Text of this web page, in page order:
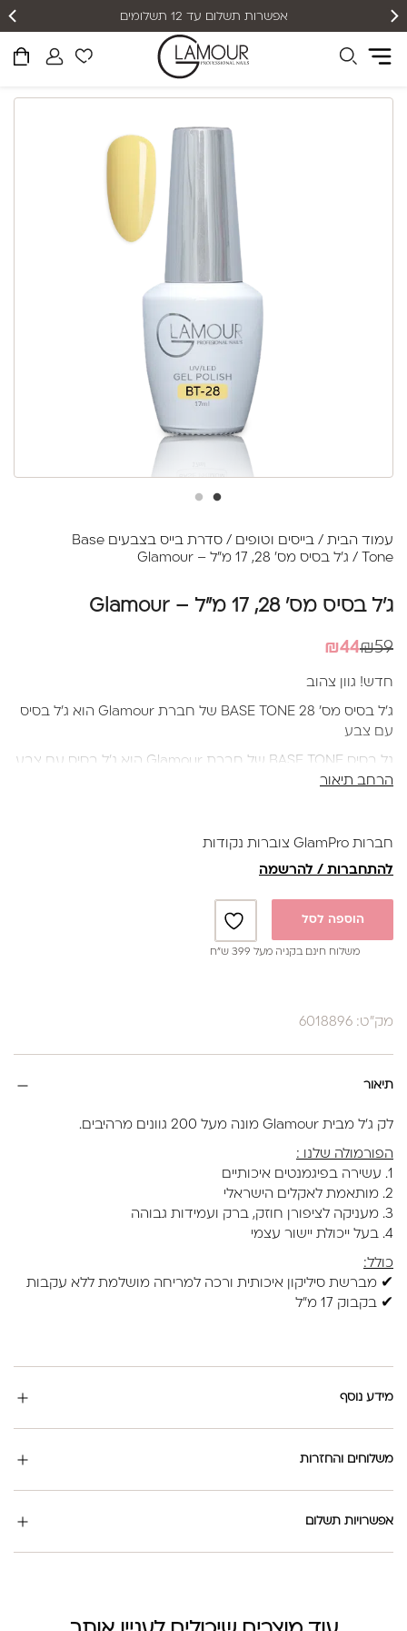
אפשרות תשלום עד 12 תשלומים
עמוד הבית / בייסים וטופים /
סדרת בייס בצבעים Base
Tone / ג'ל בסיס מס' 28, 17 מ"ל – Glamour
ג'ל בסיס מס' 28, 17 מ"ל – Glamour
₪59
המחיר
₪59.
₪44
המחיר
₪44.
חדש! גוון צהוב
ג’ל בסיס מס' 28 BASE TONE של חברת Glamour הוא ג’ל בסיס
עם צבע
גל בסיס BASE TONE של חברת Glamour הוא ג'ל בסיס עם צבע
שמצריך לפניי שכבת בייס
1. הכנה של הציפורניים (כרגיל)
2. ניטרול לוחית הציפורן עם נוזל ייעודי לאיזון רמת החומציות
6. טופ
קיים ב31גוונים
בקבוק 17 מ"ל
הרחב תיאור
חברות GlamPro צוברות נקודות
להתחברות / להרשמה
הוספה לסל
משלוח חינם בקניה מעל 399 ש”ח
מק"ט: 6018896
תיאור
לק ג'ל מבית Glamour מונה מעל 200 גוונים מרהיבים.
הפורמולה שלנו :
1. עשירה בפיגמנטים איכותיים
2. מותאמת לאקלים הישראלי
3. מעניקה לציפורן חוזק, ברק ועמידות גבוהה
4. בעל ייכולת יישור עצמי
כולל:
✔ מברשת סיליקון איכותית ורכה למריחה מושלמת ללא עקבות
✔ בקבוק 17 מ"ל
מידע נוסף
משלוחים והחזרות
אפשרויות תשלום